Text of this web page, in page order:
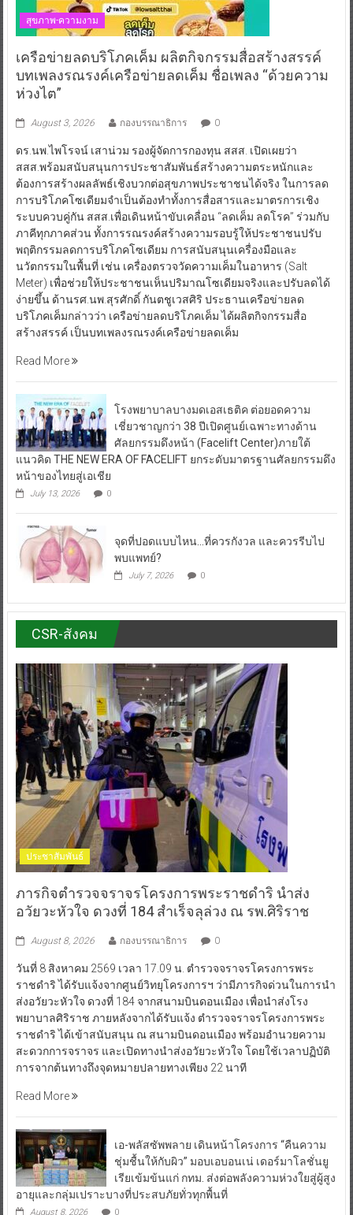
สุขภาพ-ความงาม
เครือข่ายลดบริโภคเค็ม ผลิตกิจกรรมสื่อสร้างสรรค์
บทเพลงรณรงค์เครือข่ายลดเค็ม ชื่อเพลง “ด้วยความ
ห่วงไต”
August 3, 2026 กองบรรณาธิการ 0
ดร.นพ.ไพโรจน์ เสาน่วม รองผู้จัดการกองทุน สสส. เปิดเผยว่า
สสส.พร้อมสนับสนุนการประชาสัมพันธ์สร้างความตระหนักและ
ต้องการสร้างผลลัพธ์เชิงบวกต่อสุขภาพประชาชนได้จริง ในการลด
การบริโภคโซเดียมจำเป็นต้องทำทั้งการสื่อสารและมาตรการเชิง
ระบบควบคู่กัน สสส.เพื่อเดินหน้าขับเคลื่อน “ลดเค็ม ลดโรค” ร่วมกับ
ภาคีทุกภาคส่วน ทั้งการรณรงค์สร้างความรอบรู้ให้ประชาชนปรับ
พฤติกรรมลดการบริโภคโซเดียม การสนับสนุนเครื่องมือและ
นวัตกรรมในพื้นที่ เช่น เครื่องตรวจวัดความเค็มในอาหาร (Salt
Meter) เพื่อช่วยให้ประชาชนเห็นปริมาณโซเดียมจริงและปรับลดได้
ง่ายขึ้น ด้านรศ.นพ.สุรศักดิ์ กันตชูเวสศิริ ประธานเครือข่ายลด
บริโภคเค็มกล่าวว่า เครือข่ายลดบริโภคเค็ม ได้ผลิตกิจกรรมสื่อ
สร้างสรรค์ เป็นบทเพลงรณรงค์เครือข่ายลดเค็ม
Read More
โรงพยาบาลบางมดเอสเธติค ต่อยอดความ
เชี่ยวชาญกว่า 38 ปีเปิดศูนย์เฉพาะทางด้าน
ศัลยกรรมดึงหน้า (Facelift Center)ภายใต้
แนวคิด THE NEW ERA OF FACELIFT ยกระดับมาตรฐานศัลยกรรมดึง
หน้าของไทยสู่เอเชีย
July 13, 2026 0
จุดที่ปอดแบบไหน…ที่ควรกังวล และควรรีบไป
พบแพทย์?
July 7, 2026 0
CSR-สังคม
ประชาสัมพันธ์
ภารกิจตำรวจจราจรโครงการพระราชดำริ นำส่ง
อวัยวะหัวใจ ดวงที่ 184 สำเร็จลุล่วง ณ รพ.ศิริราช
August 8, 2026 กองบรรณาธิการ 0
วันที่ 8 สิงหาคม 2569 เวลา 17.09 น. ตำรวจจราจรโครงการพระ
ราชดำริ ได้รับแจ้งจากศูนย์วิทยุโครงการฯ ว่ามีภารกิจด่วนในการนำ
ส่งอวัยวะหัวใจ ดวงที่ 184 จากสนามบินดอนเมือง เพื่อนำส่งโรง
พยาบาลศิริราช ภายหลังจากได้รับแจ้ง ตำรวจจราจรโครงการพระ
ราชดำริ ได้เข้าสนับสนุน ณ สนามบินดอนเมือง พร้อมอำนวยความ
สะดวกการจราจร และเปิดทางนำส่งอวัยวะหัวใจ โดยใช้เวลาปฏิบัติ
การจากต้นทางถึงจุดหมายปลายทางเพียง 22 นาที
Read More
เอ-พลัสซัพพลาย เดินหน้าโครงการ “คืนความ
ชุ่มชื้นให้กับผิว” มอบเอบอนเน่ เดอร์มาโลชั่นยู
เรียเข้มข้นแก่ กทม. ส่งต่อพลังความห่วงใยสู่ผู้สูง
อายุและกลุ่มเปราะบางที่ประสบภัยทั่วทุกพื้นที่
August 8, 2026 0